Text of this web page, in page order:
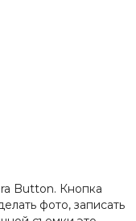
Button. Кнопка
фото, записать